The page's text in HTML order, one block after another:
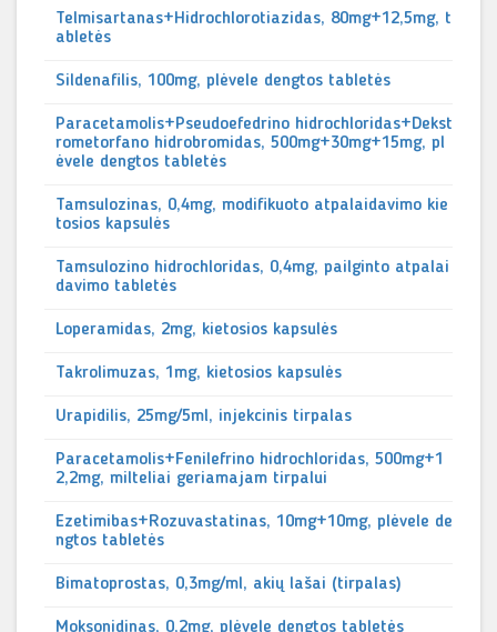
Telmisartanas+Hidrochlorotiazidas, 80mg+12,5mg, t
abletės
Sildenafilis, 100mg, plėvele dengtos tabletės
Paracetamolis+Pseudoefedrino hidrochloridas+Dekst
rometorfano hidrobromidas, 500mg+30mg+15mg, pl
ėvele dengtos tabletės
Tamsulozinas, 0,4mg, modifikuoto atpalaidavimo kie
tosios kapsulės
Tamsulozino hidrochloridas, 0,4mg, pailginto atpalai
davimo tabletės
Loperamidas, 2mg, kietosios kapsulės
Takrolimuzas, 1mg, kietosios kapsulės
Urapidilis, 25mg/5ml, injekcinis tirpalas
Paracetamolis+Fenilefrino hidrochloridas, 500mg+1
2,2mg, milteliai geriamajam tirpalui
Ezetimibas+Rozuvastatinas, 10mg+10mg, plėvele de
ngtos tabletės
Bimatoprostas, 0,3mg/ml, akių lašai (tirpalas)
Moksonidinas, 0,2mg, plėvele dengtos tabletės